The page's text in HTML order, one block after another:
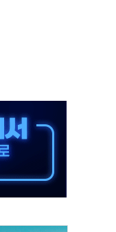
부족